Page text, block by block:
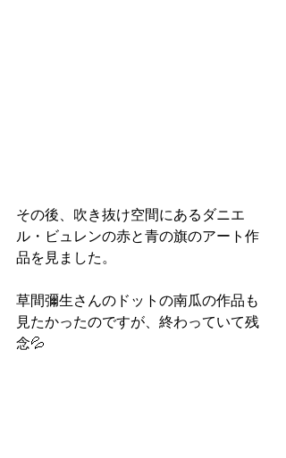
その後、吹き抜け空間にあるダニエ
ル・ビュレンの赤と青の旗のアート作
品を見ました。
草間彌生さんのドットの南瓜の作品も
見たかったのですが、終わっていて残
念💦